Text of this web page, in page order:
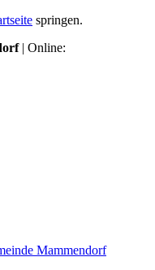
springen.
| Online: